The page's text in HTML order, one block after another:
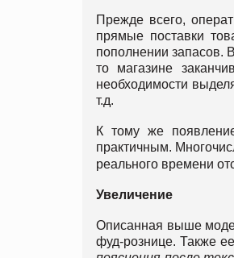
Прежде всего,
прямые поставки
пополнении запасов.
то магазине
необходимости
т.д.
К тому же
практичным.
реального времени
Увеличение
Описанная выше
фуд-рознице. Также